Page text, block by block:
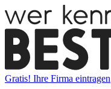
Gratis! Ihre Firma eintragen